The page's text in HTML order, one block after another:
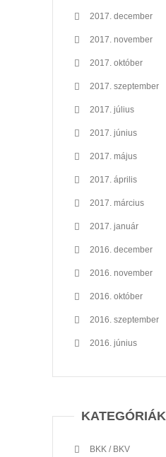
2017. december
2017. november
2017. október
2017. szeptember
2017. július
2017. június
2017. május
2017. április
2017. március
2017. január
2016. december
2016. november
2016. október
2016. szeptember
2016. június
KATEGÓRIÁK
BKK / BKV